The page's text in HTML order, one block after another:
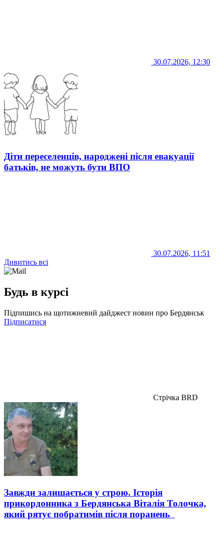
30.07.2026, 12:30
Діти переселенців, народжені після евакуації
батьків, не можуть бути ВПО
30.07.2026, 11:51
Дивитись всі
Будь в курсі
Підпишись на щотижневий дайджест новин про Бердянськ
Підписатися
Стрічка BRD
Завжди залишається у строю. Історія
прикордонника з Бердянська Віталія Толочка,
який рятує побратимів після поранень